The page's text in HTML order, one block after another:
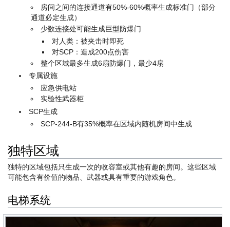
房间之间的连接通道有50%-60%概率生成标准门（部分
通道必定生成）
少数连接处可能生成巨型防爆门
对人类：被夹击时即死
对SCP：造成200点伤害
整个区域最多生成6扇防爆门，最少4扇
专属设施
应急供电站
实验性武器柜
SCP生成
SCP-244-B有35%概率在区域内随机房间中生成
独特区域
独特的区域包括只生成一次的收容室或其他有趣的房间。这些区域
可能包含有价值的物品、武器或具有重要的游戏角色。
电梯系统